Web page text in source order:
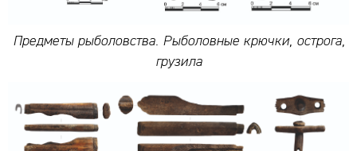
Предметы рыболовства. Рыболовные крючки, острога,
грузила